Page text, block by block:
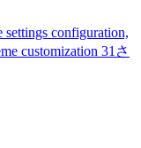
settings configuration,
customization 31さ